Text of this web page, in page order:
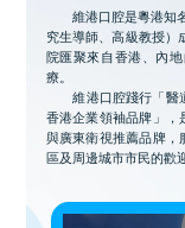
維港口腔是粵港知
究生導師、高級教授）
院匯聚來自香港、內
療。
維港口腔踐行「醫
香港企業領袖品牌」，
與廣東衛視推薦品牌，
區及周邊城市市民的歡